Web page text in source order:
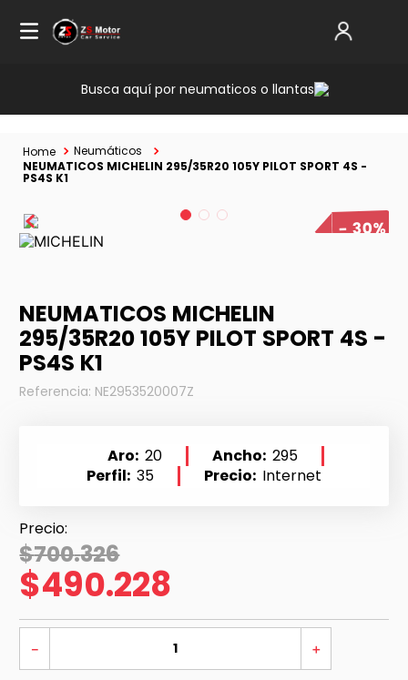
Busca aquí por neumaticos o llantas
Neumáticos
NEUMATICOS MICHELIN 295/35R20 105Y PILOT SPORT 4S -
PS4S K1
30%
NEUMATICOS MICHELIN
295/35R20 105Y PILOT SPORT 4S -
PS4S K1
Referencia: NE2953520007Z
Aro 20 Ancho 295
Perfil 35 Precio Internet
$700.326
$490.228
＋
－